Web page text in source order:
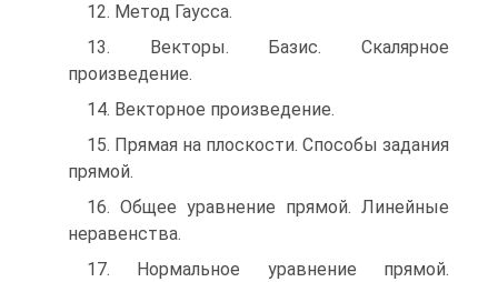
12. Метод Гаусса.
13. Векторы. Базис. Скалярное
произведение.
14. Векторное произведение.
15. Прямая на плоскости. Способы задания
прямой.
16. Общее уравнение прямой. Линейные
неравенства.
17. Нормальное уравнение прямой.